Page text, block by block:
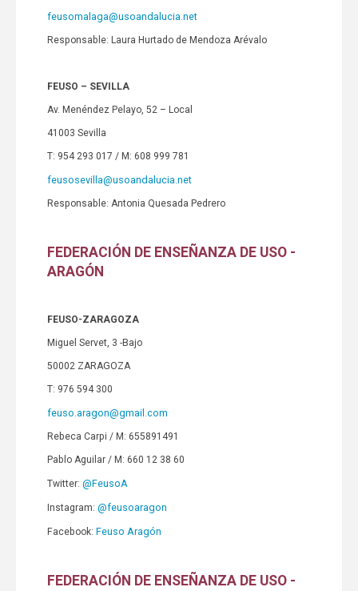
feusomalaga@usoandalucia.net
Responsable: Laura Hurtado de Mendoza Arévalo
FEUSO – SEVILLA
Av. Menéndez Pelayo, 52 – Local
41003 Sevilla
T: 954 293 017 / M: 608 999 781
feusosevilla@usoandalucia.net
Responsable: Antonia Quesada Pedrero
FEDERACIÓN DE ENSEÑANZA DE USO -
ARAGÓN
FEUSO-ZARAGOZA
Miguel Servet, 3 -Bajo
50002 ZARAGOZA
T: 976 594 300
feuso.aragon@gmail.com
Rebeca Carpi / M: 655891491
Pablo Aguilar / M: 660 12 38 60
Twitter: @FeusoA
Instagram: @feusoaragon
Facebook: Feuso Aragón
FEDERACIÓN DE ENSEÑANZA DE USO -